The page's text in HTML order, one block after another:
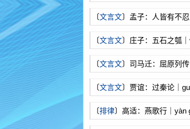
〔文言文〕孟子：人皆有不
〔文言文〕庄子：五石之瓠
〔文言文〕司马迁：屈原列
〔文言文〕贾谊：过秦论｜
〔排律〕高适：燕歌行｜yàn